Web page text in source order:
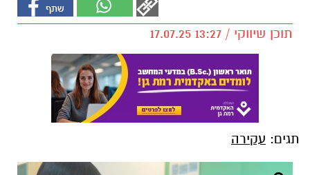
תוכן שיווקי / 13:27 17.07.25
תגים: עקירה